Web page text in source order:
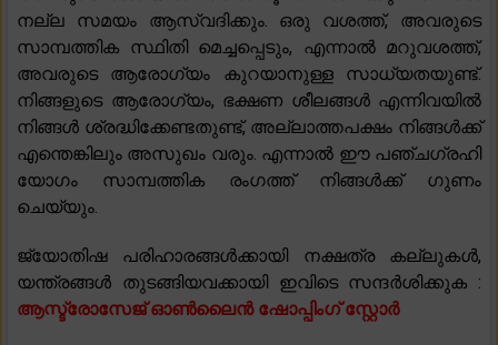
നല്ല സമയം ആസ്വദിക്കും. ഒരു വശത്ത്, അവരുടെ
സാമ്പത്തിക സ്ഥിതി മെച്ചപ്പെടും, എന്നാൽ മറുവശത്ത്,
അവരുടെ ആരോഗ്യം കുറയാനുള്ള സാധ്യതയുണ്ട്.
നിങ്ങളുടെ ആരോഗ്യം, ഭക്ഷണ ശീലങ്ങൾ എന്നിവയിൽ
നിങ്ങൾ ശ്രദ്ധിക്കേണ്ടതുണ്ട്, അല്ലാത്തപക്ഷം നിങ്ങൾക്ക്
എന്തെങ്കിലും അസുഖം വരും. എന്നാൽ ഈ പഞ്ചഗ്രഹി
യോഗം സാമ്പത്തിക രംഗത്ത് നിങ്ങൾക്ക് ഗുണം
ചെയ്യും.
ജ്യോതിഷ പരിഹാരങ്ങൾക്കായി നക്ഷത്ര കല്ലുകൾ,
യന്ത്രങ്ങൾ തുടങ്ങിയവക്കായി ഇവിടെ സന്ദർശിക്കുക :
ആസ്ട്രോസേജ് ഓൺലൈൻ ഷോപ്പിംഗ് സ്റ്റോർ